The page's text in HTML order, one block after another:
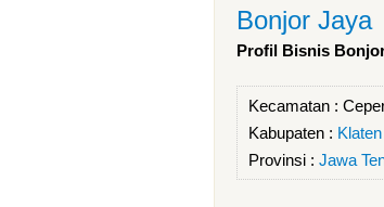
Bonjor Jaya
Profil Bisnis
Kecamatan :
Kabupaten : Klaten
Provinsi : Jawa